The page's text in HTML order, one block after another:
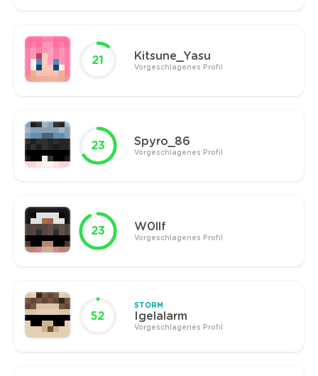
21 Kitsune_Yasu
Vorgeschlagenes Profil
23 Spyro_86
Vorgeschlagenes Profil
23 W0llf
Vorgeschlagenes Profil
52
STORM
Igelalarm
Vorgeschlagenes Profil